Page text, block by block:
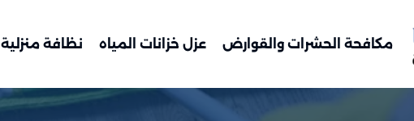
مكافحة الحشرات والقوارض عزل خزانات المياه نظافة منزلية